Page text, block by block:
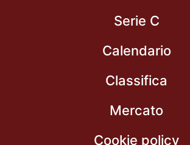
Serie C
Calendario
Classifica
Mercato
Cookie policy